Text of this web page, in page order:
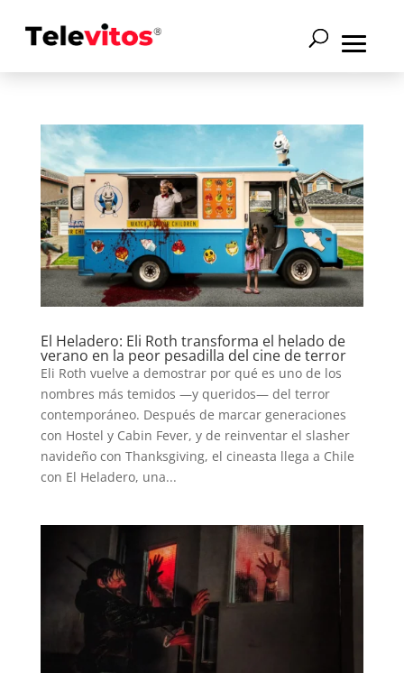
El Heladero: Eli Roth transforma el helado de
verano en la peor pesadilla del cine de terror
Eli Roth vuelve a demostrar por qué es uno de los
nombres más temidos —y queridos— del terror
contemporáneo. Después de marcar generaciones
con Hostel y Cabin Fever, y de reinventar el slasher
navideño con Thanksgiving, el cineasta llega a Chile
con El Heladero, una...